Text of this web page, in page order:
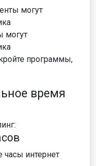
могут
могут
программы,
время
часы интернет